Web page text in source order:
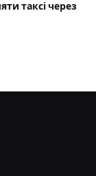
таксі через